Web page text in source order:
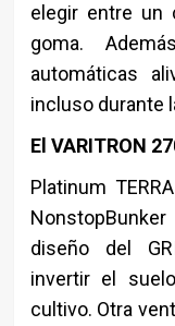
elegir entre un
goma.
automáticas
incluso durante
El VARITRON
Platinum
diseño del
invertir el
cultivo. Otra